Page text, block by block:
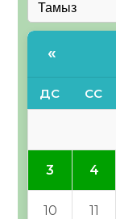
«
ДС СС
3 4
10 11